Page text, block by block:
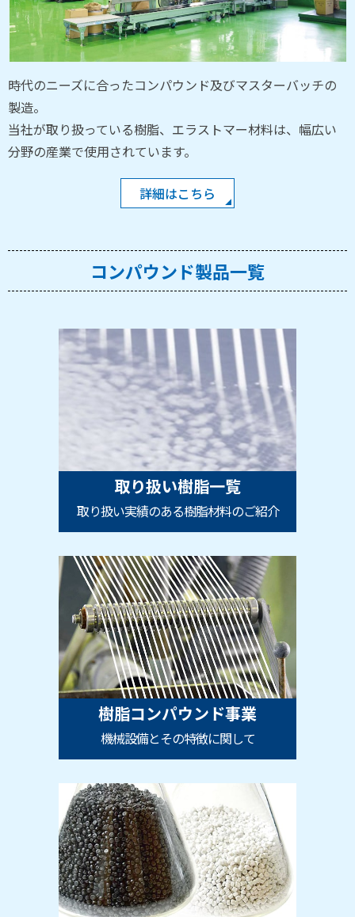
時代のニーズに合ったコンパウンド及びマスターバッチの
製造。
当社が取り扱っている樹脂、エラストマー材料は、幅広い
分野の産業で使用されています。
詳細はこちら
コンパウンド製品一覧
取り扱い樹脂一覧
取り扱い実績のある樹脂材料のご紹介
樹脂コンパウンド事業
機械設備とその特徴に関して